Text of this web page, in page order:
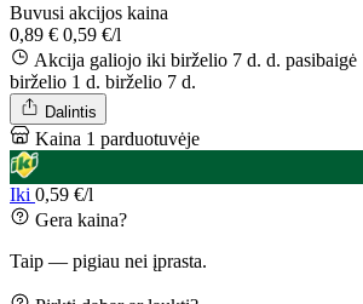
Buvusi akcijos kaina
0,89 € 0,59 €/l
Akcija galiojo iki birželio 7 d. d. pasibaigė
birželio 1 d. birželio 7 d.
Dalintis
Kaina 1 parduotuvėje
Iki 0,59 €/l
Gera kaina?
Taip — pigiau nei įprasta.